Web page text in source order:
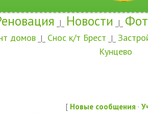
_|_ Новости _|_
домов _|_ Снос к/т Брест _|_
Кунцево
[ Новые сообщения ·